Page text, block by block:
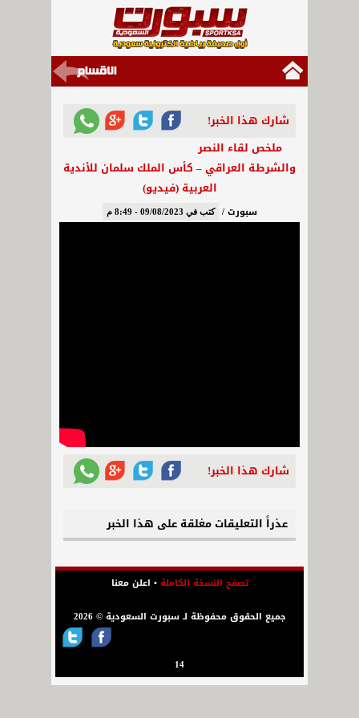
شارك هذا الخبر!
ملخص لقاء النصر
والشرطة العراقي – كأس الملك سلمان للأندية
العربية (فيديو)
سبورت / كتب في 09/08/2023 - 8:49 م
شارك هذا الخبر!
عذراً التعليقات مغلقة على هذا الخبر
تصفح النسخة الكاملة• اعلن معنا
جميع الحقوق محفوظة لـ سبورت السعودية © 2026
14